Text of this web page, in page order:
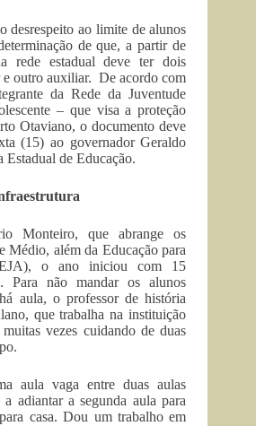
desrespeito ao limite de alunos
de que, a partir de
rede estadual deve ter dois
e outro auxiliar. De acordo com
da Rede da Juventude
– que visa a proteção
Otaviano, o documento deve
(15) ao governador Geraldo
de Educação.
Monteiro, que abrange os
Médio, além da Educação para
o ano iniciou com 15
Para não mandar os alunos
aula, o professor de história
que trabalha na instituição
vezes cuidando de duas
aula vaga entre duas aulas
adiantar a segunda aula para
casa. Dou um trabalho em